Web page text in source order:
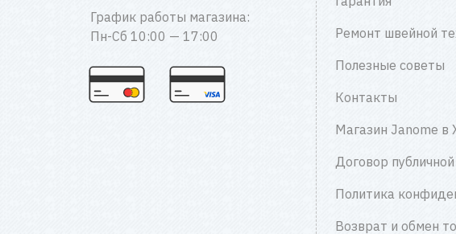
График работы магазина:
Пн-Сб 10:00 — 17:00
Ремонт швейной
Полезные советы
Контакты
Магазин Janome в
Договор
Политика
Возврат и обмен